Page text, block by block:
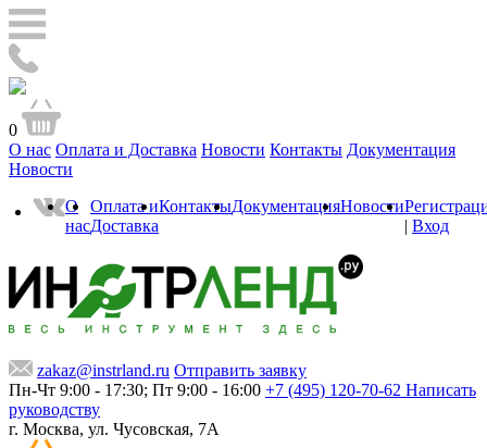
0
О нас Оплата и Доставка Новости Контакты Документация
Новости
О
нас
Оплата и
Доставка
КонтактыДокументацияНовости
| Вход
zakaz@instrland.ru Отправить заявку
Пн-Чт 9:00 - 17:30; Пт 9:00 - 16:00 +7 (495) 120-70-62 Написать
руководству
г. Москва, ул. Чусовская, 7А